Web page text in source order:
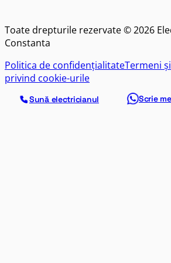
Toate drepturile rezervate © 2026
Constanta
Politica de confidențialitateTermeni
privind cookie-urile
Sună electricianul Scrie